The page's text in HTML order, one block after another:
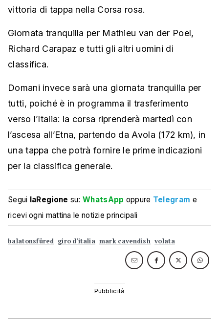
vittoria di tappa nella Corsa rosa.
Giornata tranquilla per Mathieu van der Poel,
Richard Carapaz e tutti gli altri uomini di
classifica.
Domani invece sarà una giornata tranquilla per
tutti, poiché è in programma il trasferimento
verso l’Italia: la corsa riprenderà martedì con
l’ascesa all’Etna, partendo da Avola (172 km), in
una tappa che potrà fornire le prime indicazioni
per la classifica generale.
Segui laRegione su:WhatsApp oppure Telegram e
ricevi ogni mattina le notizie principali
balatonsfüred giro d'italia mark cavendish volata